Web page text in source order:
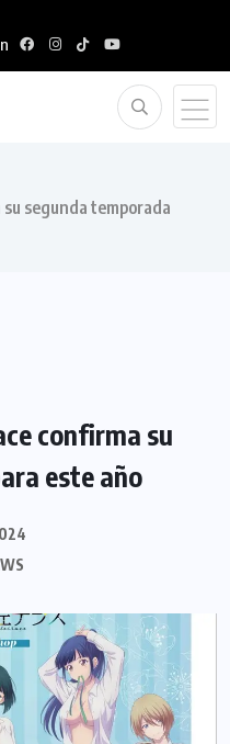
segunda temporada
confirma su
este año